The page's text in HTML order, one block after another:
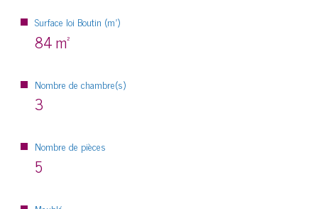
Surface loi Boutin (m²)
84 m²
Nombre de chambre(s)
3
Nombre de pièces
5